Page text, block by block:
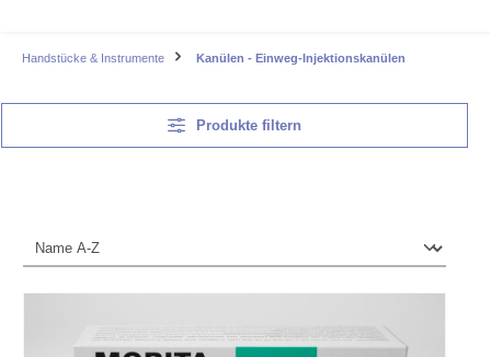
Handstücke & Instrumente Kanülen - Einweg-Injektionskanülen
Produkte filtern